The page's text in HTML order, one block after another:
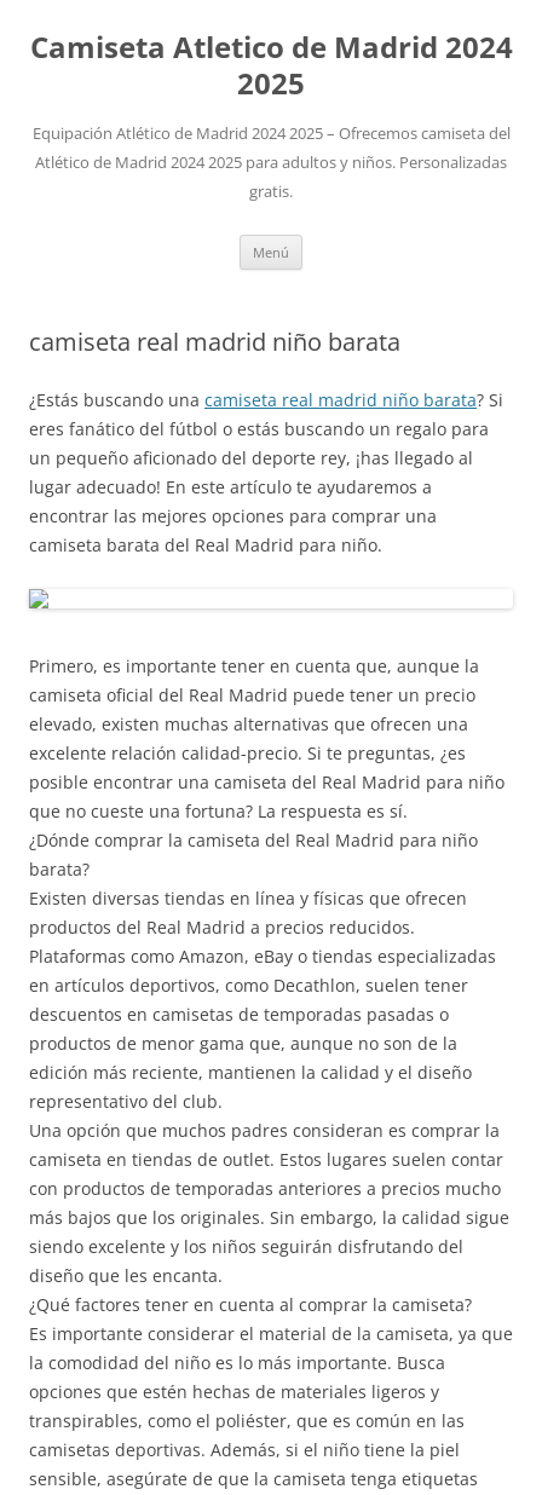
Camiseta Atletico de Madrid 2024
2025
Equipación Atlético de Madrid 2024 2025 – Ofrecemos camiseta del
Atlético de Madrid 2024 2025 para adultos y niños. Personalizadas
gratis.
Menú
camiseta real madrid niño barata
¿Estás buscando una camiseta real madrid niño barata? Si
eres fanático del fútbol o estás buscando un regalo para
un pequeño aficionado del deporte rey, ¡has llegado al
lugar adecuado! En este artículo te ayudaremos a
encontrar las mejores opciones para comprar una
camiseta barata del Real Madrid para niño.
Primero, es importante tener en cuenta que, aunque la
camiseta oficial del Real Madrid puede tener un precio
elevado, existen muchas alternativas que ofrecen una
excelente relación calidad-precio. Si te preguntas, ¿es
posible encontrar una camiseta del Real Madrid para niño
que no cueste una fortuna? La respuesta es sí.
¿Dónde comprar la camiseta del Real Madrid para niño
barata?
Existen diversas tiendas en línea y físicas que ofrecen
productos del Real Madrid a precios reducidos.
Plataformas como Amazon, eBay o tiendas especializadas
en artículos deportivos, como Decathlon, suelen tener
descuentos en camisetas de temporadas pasadas o
productos de menor gama que, aunque no son de la
edición más reciente, mantienen la calidad y el diseño
representativo del club.
Una opción que muchos padres consideran es comprar la
camiseta en tiendas de outlet. Estos lugares suelen contar
con productos de temporadas anteriores a precios mucho
más bajos que los originales. Sin embargo, la calidad sigue
siendo excelente y los niños seguirán disfrutando del
diseño que les encanta.
¿Qué factores tener en cuenta al comprar la camiseta?
Es importante considerar el material de la camiseta, ya que
la comodidad del niño es lo más importante. Busca
opciones que estén hechas de materiales ligeros y
transpirables, como el poliéster, que es común en las
camisetas deportivas. Además, si el niño tiene la piel
sensible, asegúrate de que la camiseta tenga etiquetas